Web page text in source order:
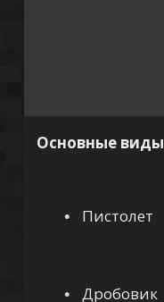
Основные
Пистолет
Дробовик